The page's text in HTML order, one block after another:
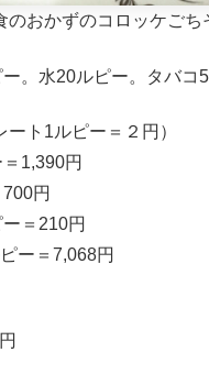
のおかずのコロッケごち
。水20ルピー。タバコ
ト1ルピー＝２円）
1,390円
円
＝210円
ー＝7,068円